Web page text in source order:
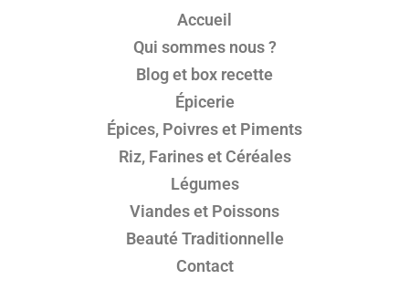
Accueil
Qui sommes nous ?
Blog et box recette
Épicerie
Épices, Poivres et Piments
Riz, Farines et Céréales
Légumes
Viandes et Poissons
Beauté Traditionnelle
Contact